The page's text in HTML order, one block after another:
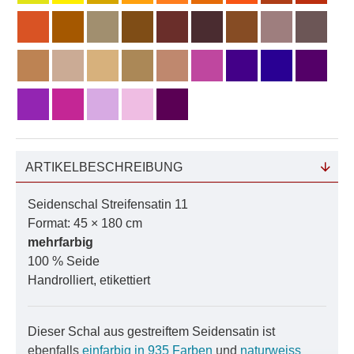
ARTIKELBESCHREIBUNG
Seidenschal Streifensatin 11
Format: 45 × 180 cm
mehrfarbig
100 % Seide
Handrolliert, etikettiert
Dieser Schal aus gestreiftem Seidensatin ist
ebenfalls einfarbig in 935 Farben und naturweiss